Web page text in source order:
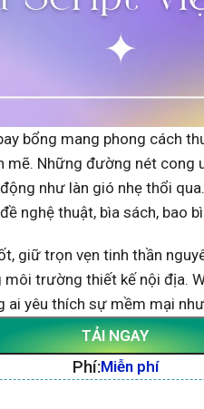
bổng mang phong cách
mẽ. Những đường nét
động như làn gió nhẹ thổi
nghệ thuật, bìa sách, bao
giữ trọn vẹn tinh thần
trường thiết kế nội địa.
ai yêu thích sự mềm mại
TẢI NGAY
Phí:Miễn phí